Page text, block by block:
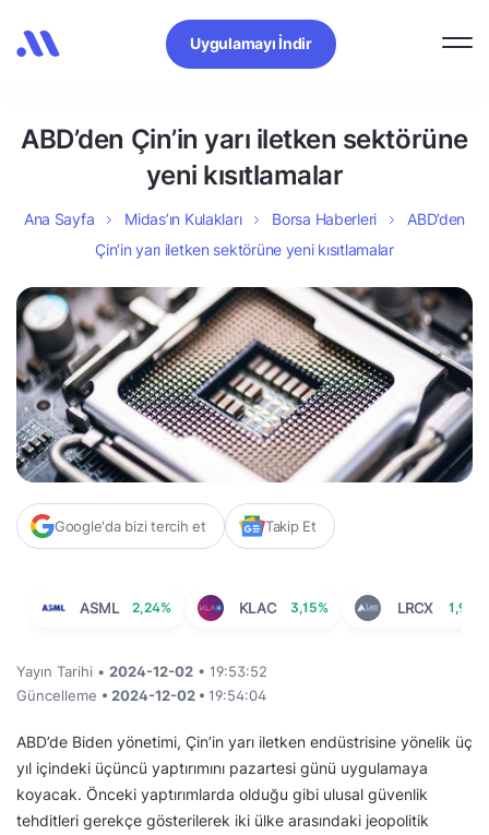
Uygulamayı İndir
ABD’den Çin’in yarı iletken sektörüne
yeni kısıtlamalar
Ana Sayfa Midas’ın Kulakları Borsa Haberleri
ABD’den
Çin’in yarı iletken sektörüne yeni kısıtlamalar
Google'da bizi tercih et Takip Et
ASML 2,24% KLAC 3,15% LRCX 1,93%
Yayın Tarihi • 2024-12-02 • 19:53:52
Güncelleme • 2024-12-02 • 19:54:04
ABD’de Biden yönetimi, Çin’in yarı iletken endüstrisine yönelik üç
yıl içindeki üçüncü yaptırımını pazartesi günü uygulamaya
koyacak. Önceki yaptırımlarda olduğu gibi ulusal güvenlik
tehditleri gerekçe gösterilerek iki ülke arasındaki jeopolitik